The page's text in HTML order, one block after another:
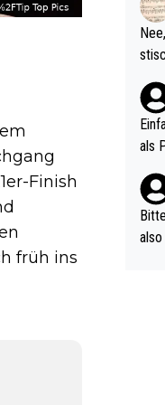
Finish
früh ins
(in
als
nes
ttler
vV
als